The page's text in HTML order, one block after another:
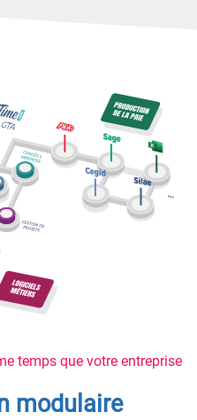
temps que votre entreprise
modulaire